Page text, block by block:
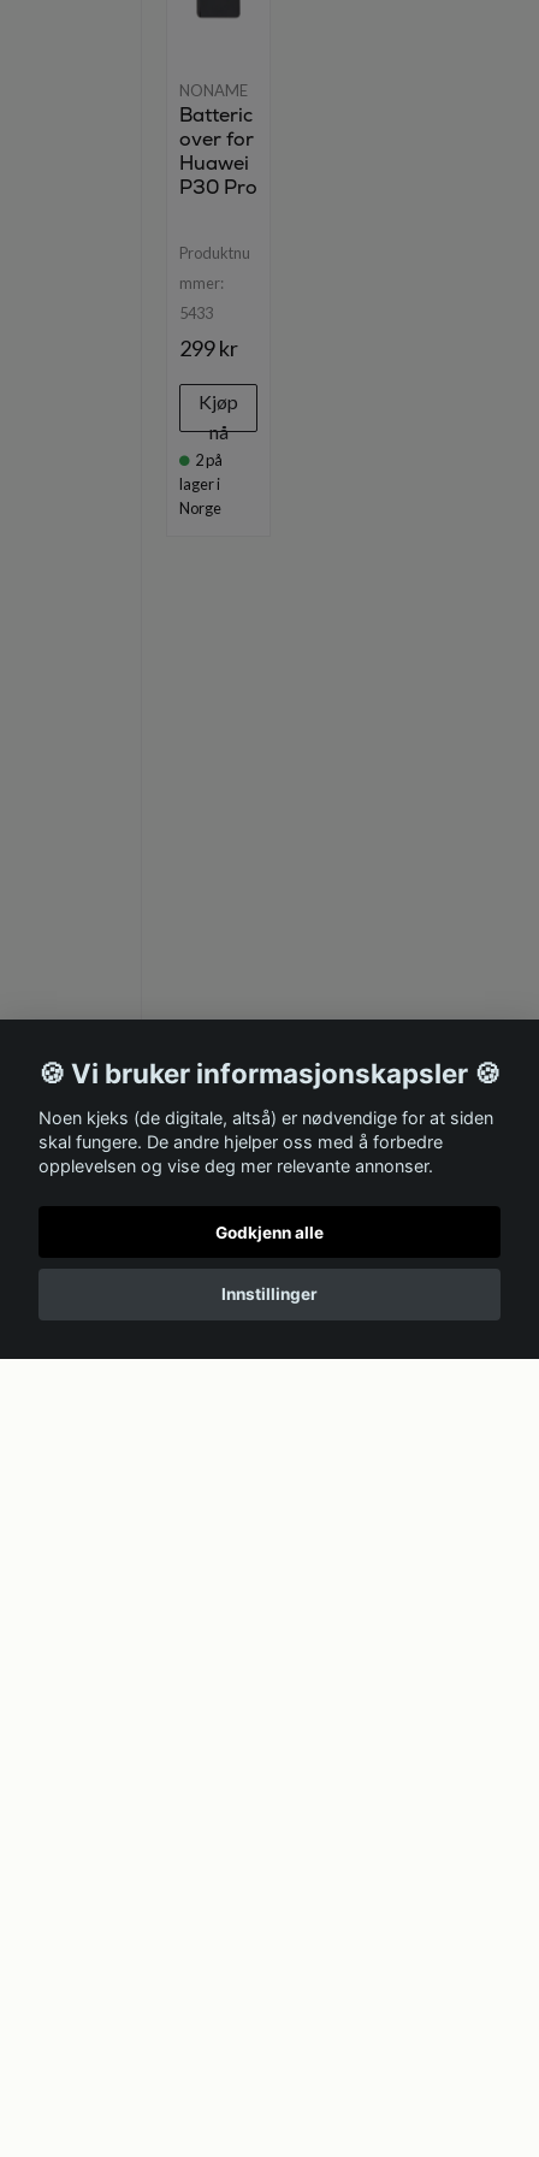
NONAME
Batteric
over for
Huawei
P30 Pro
Produktnu
mmer:
5433
299 kr
Kjøp
nå
2på
lager i
Norge
🍪 Vi bruker informasjonskapsler 🍪
Noen kjeks (de digitale, altså) er nødvendige for at siden
skal fungere. De andre hjelper oss med å forbedre
opplevelsen og vise deg mer relevante annonser.
Godkjenn alle
Innstillinger